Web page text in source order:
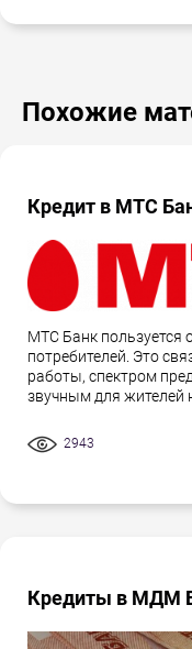
Похожие
Кредит в МТС
МТС Банк пользуется
потребителей. Это
работы, спектром
звучным для жителей
2943
Кредиты в МДМ